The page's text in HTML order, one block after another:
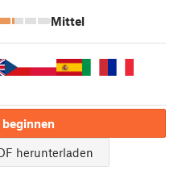
Mittel
herunterladen